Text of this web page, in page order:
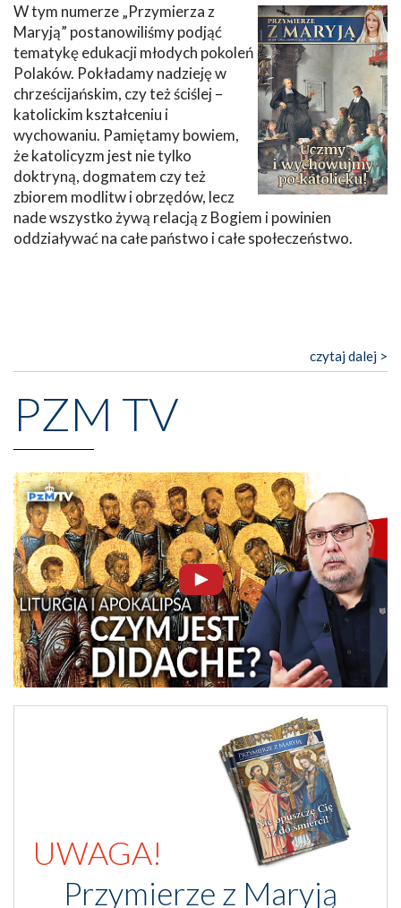
W tym numerze „Przymierza z
Maryją” postanowiliśmy podjąć
tematykę edukacji młodych pokoleń
Polaków. Pokładamy nadzieję w
chrześcijańskim, czy też ściślej –
katolickim kształceniu i
wychowaniu. Pamiętamy bowiem,
że katolicyzm jest nie tylko
doktryną, dogmatem czy też
zbiorem modlitw i obrzędów, lecz
nade wszystko żywą relacją z Bogiem i powinien
oddziaływać na całe państwo i całe społeczeństwo.
czytaj dalej >
PZM TV
UWAGA!
Przymierze z Maryją